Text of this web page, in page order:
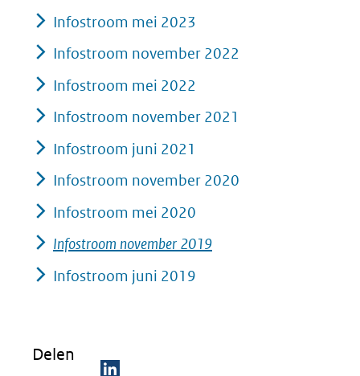
Infostroom mei 2023
Infostroom november 2022
Infostroom mei 2022
Infostroom november 2021
Infostroom juni 2021
Infostroom november 2020
Infostroom mei 2020
Infostroom november 2019
Infostroom juni 2019
Delen